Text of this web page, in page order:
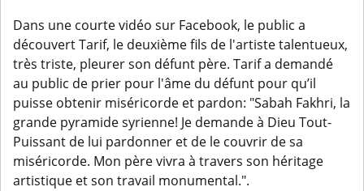
Dans une courte vidéo sur Facebook, le public a
découvert Tarif, le deuxième fils de l'artiste talentueux,
très triste, pleurer son défunt père. Tarif a demandé
au public de prier pour l'âme du défunt pour qu’il
puisse obtenir miséricorde et pardon: "Sabah Fakhri, la
grande pyramide syrienne! Je demande à Dieu Tout-
Puissant de lui pardonner et de le couvrir de sa
miséricorde. Mon père vivra à travers son héritage
artistique et son travail monumental.".